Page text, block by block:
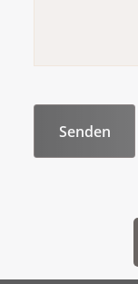
Ihrer
sicher sind.